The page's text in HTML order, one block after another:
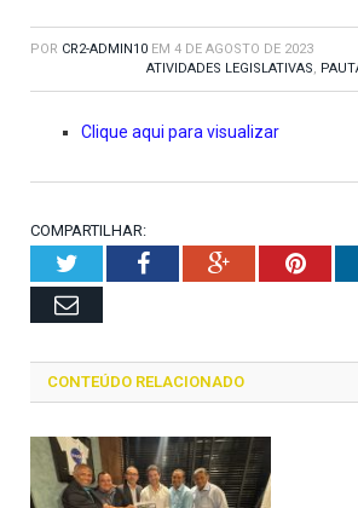
POR CR2-ADMIN10 EM 4 DE AGOSTO DE 2023
ATIVIDADES LEGISLATIVAS,
Clique aqui para visualizar
COMPARTILHAR:
TwitterFacebookGoogle+
Email
CONTEÚDO RELACIONADO